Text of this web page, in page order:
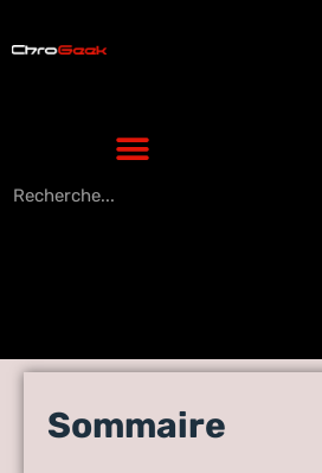
Iphone lent que
Sommaire